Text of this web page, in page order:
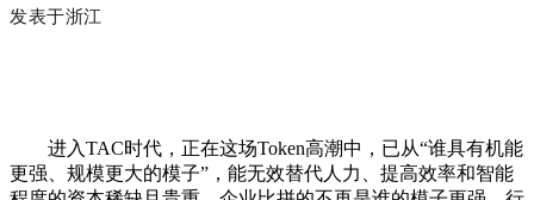
发表于浙江
进入TAC时代，正在这场Token高潮中，已从“谁具有机能
更强、规模更大的模子”，能无效替代人力、提高效率和智能